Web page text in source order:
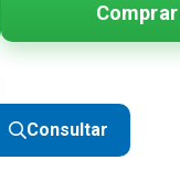
Consultar